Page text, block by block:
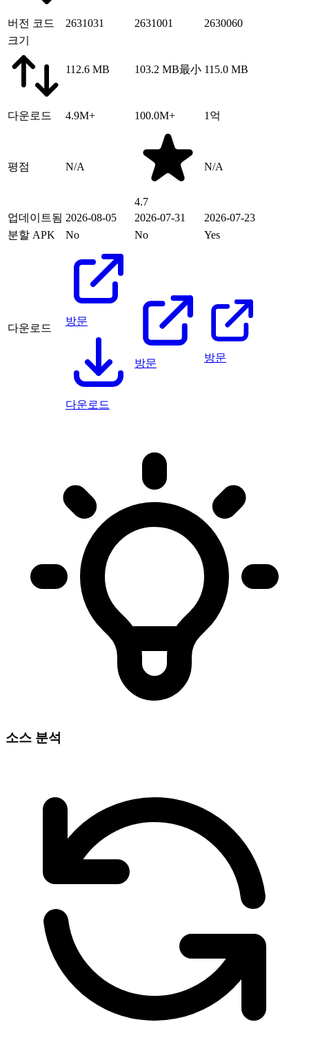
버전 코드 2631031 2631001
2630060
크기
112.6 MB 103.2 MB最小 115.0 MB
다운로드 4.9M+ 100.0M+ 1억
평점 N/A
4.7
N/A
업데이트됨 2026-08-05 2026-07-31
2026-07-23
분할 APK
No No Yes
다운로드
방문
다운로드
방문 방문
소스 분석